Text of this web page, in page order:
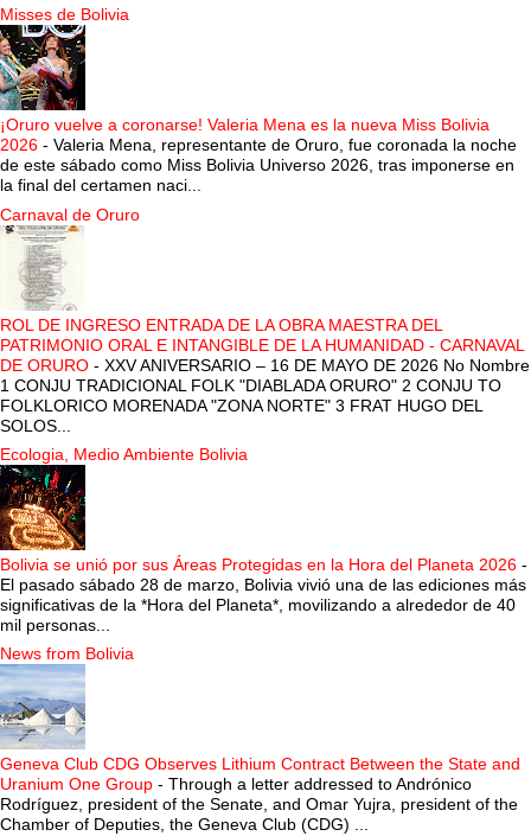
Misses de Bolivia
¡Oruro vuelve a coronarse! Valeria Mena es la nueva Miss Bolivia
2026 - Valeria Mena, representante de Oruro, fue coronada la noche
de este sábado como Miss Bolivia Universo 2026, tras imponerse en
la final del certamen naci...
Carnaval de Oruro
ROL DE INGRESO ENTRADA DE LA OBRA MAESTRA DEL
PATRIMONIO ORAL E INTANGIBLE DE LA HUMANIDAD - CARNAVAL
DE ORURO - XXV ANIVERSARIO – 16 DE MAYO DE 2026 No Nombre
1 CONJU TRADICIONAL FOLK "DIABLADA ORURO" 2 CONJU TO
FOLKLORICO MORENADA "ZONA NORTE" 3 FRAT HUGO DEL
SOLOS...
Ecologia, Medio Ambiente Bolivia
Bolivia se unió por sus Áreas Protegidas en la Hora del Planeta 2026 -
El pasado sábado 28 de marzo, Bolivia vivió una de las ediciones más
significativas de la *Hora del Planeta*, movilizando a alrededor de 40
mil personas...
News from Bolivia
Geneva Club CDG Observes Lithium Contract Between the State and
Uranium One Group - Through a letter addressed to Andrónico
Rodríguez, president of the Senate, and Omar Yujra, president of the
Chamber of Deputies, the Geneva Club (CDG) ...